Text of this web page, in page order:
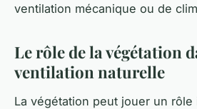
ventilation mécanique ou de
Le rôle de la végétation
ventilation naturelle
La végétation peut jouer un rôle